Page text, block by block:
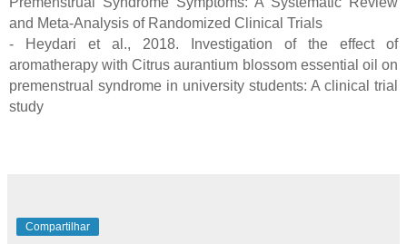
and Meta-Analysis of Randomized Clinical Trials
- Heydari et al., 2018. Investigation of the effect of
aromatherapy with Citrus aurantium blossom essential oil on
premenstrual syndrome in university students: A clinical trial
study
Compartilhar